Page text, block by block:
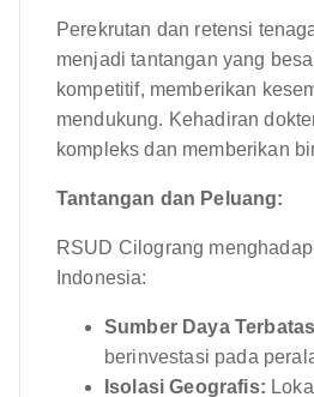
Perekrutan dan retensi
menjadi tantangan yang
kompetitif, memberikan
mendukung. Kehadiran
kompleks dan memberikan
Tantangan dan Peluang:
RSUD Cilograng
Indonesia:
Sumber Daya
berinvestasi pada
Isolasi Geografis: